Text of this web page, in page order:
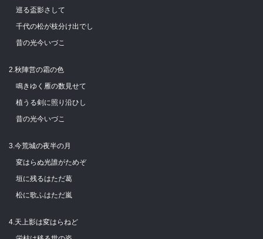
巡る盃影さして
千代の松が枝分け出でし
昔の光今いづこ
2.秋陣営の霜の色
鳴きゆく雁の数見せて
植うる剣に照り沿ひし
昔の光今いづこ
3.今荒城の夜半の月
変はらぬ光誰がためぞ
垣に残るはただ葛
松に歌ふはただ嵐
4.天上影は変はらねど